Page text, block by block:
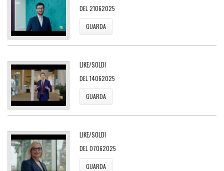
DEL 21062025
GUARDA
LIKE/SOLDI
DEL 14062025
GUARDA
LIKE/SOLDI
DEL 07062025
GUARDA